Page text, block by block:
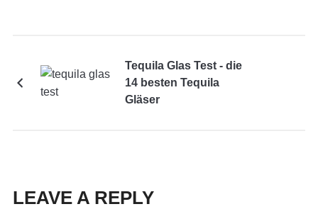
Tequila Glas Test - die
14 besten Tequila
Gläser
LEAVE A REPLY